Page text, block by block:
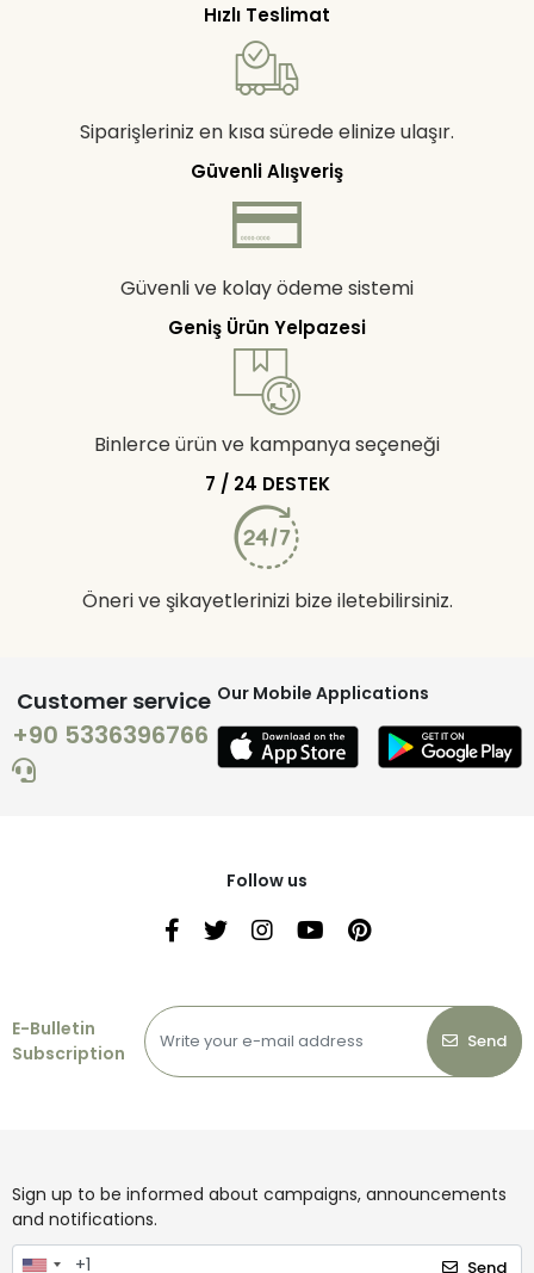
Hızlı Teslimat
Siparişleriniz en kısa sürede elinize ulaşır.
Güvenli Alışveriş
Güvenli ve kolay ödeme sistemi
Geniş Ürün Yelpazesi
Binlerce ürün ve kampanya seçeneği
7 / 24 DESTEK
Öneri ve şikayetlerinizi bize iletebilirsiniz.
Customer service
+90 5336396766
Our Mobile Applications
Follow us
E-Bulletin
Subscription
Send
Sign up to be informed about campaigns, announcements
and notifications.
Send